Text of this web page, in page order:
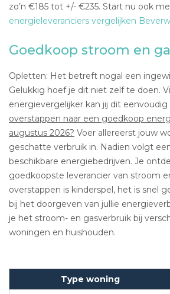
zo’n €185 tot +/- €235. Start nu ook
energieleveranciers vergelijken
Goedkoop stroom en
Opletten: Het betreft nogal een
Gelukkig hoef je dit niet zelf te doen.
energievergelijker kan jij dit
overstappen naar een goedkoop
augustus 2026? Voer allereerst jouw
geschatte verbruik in. Nadien volgt
beschikbare energiebedrijven. Je
goedkoopste leverancier van stroom
overstappen is kinderspel, het is snel
bij het doorgeven van jullie
je het stroom- en gasverbruik bij
woningen en huishouden.
Type woning